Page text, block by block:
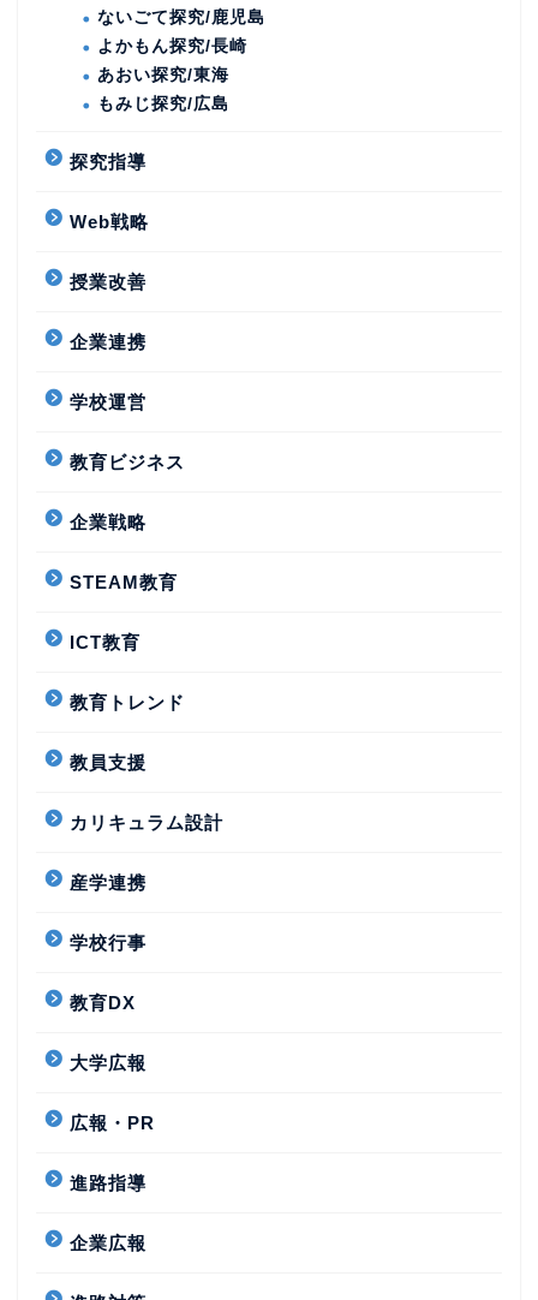
ないごて探究/鹿児島
よかもん探究/長崎
あおい探究/東海
もみじ探究/広島
探究指導
Web戦略
授業改善
企業連携
学校運営
教育ビジネス
企業戦略
STEAM教育
ICT教育
教育トレンド
教員支援
カリキュラム設計
産学連携
学校行事
教育DX
大学広報
広報・PR
進路指導
企業広報